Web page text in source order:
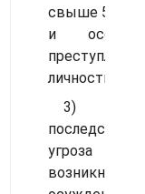
свыше 5 лет
и осо­бо
личности;
3)